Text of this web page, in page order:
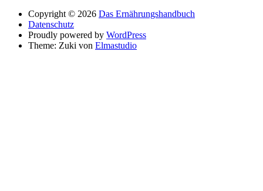
Copyright © 2026 Das Ernährungshandbuch
Datenschutz
Proudly powered by WordPress
Theme: Zuki von Elmastudio